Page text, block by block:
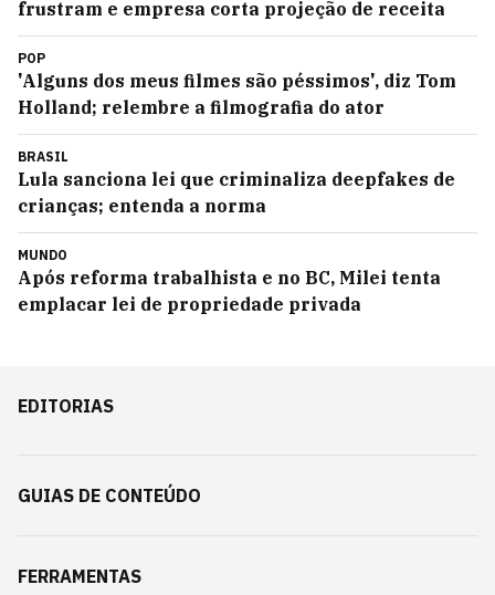
frustram e empresa corta projeção de receita
POP
'Alguns dos meus filmes são péssimos', diz Tom
Holland; relembre a filmografia do ator
BRASIL
Lula sanciona lei que criminaliza deepfakes de
crianças; entenda a norma
MUNDO
Após reforma trabalhista e no BC, Milei tenta
emplacar lei de propriedade privada
EDITORIAS
GUIAS DE CONTEÚDO
FERRAMENTAS